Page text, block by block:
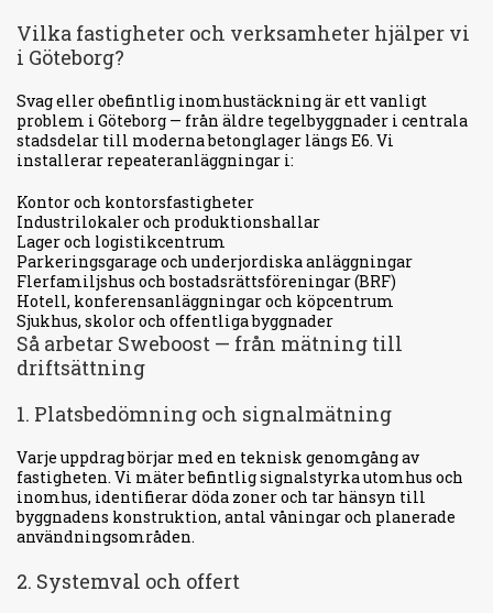
Vilka fastigheter och verksamheter hjälper vi
i Göteborg?
Svag eller obefintlig inomhustäckning är ett vanligt
problem i Göteborg — från äldre tegelbyggnader i centrala
stadsdelar till moderna betonglager längs E6. Vi
installerar repeateranläggningar i:
Kontor och kontorsfastigheter
Industrilokaler och produktionshallar
Lager och logistikcentrum
Parkeringsgarage och underjordiska anläggningar
Flerfamiljshus och bostadsrättsföreningar (BRF)
Hotell, konferensanläggningar och köpcentrum
Sjukhus, skolor och offentliga byggnader
Så arbetar Sweboost — från mätning till
driftsättning
1. Platsbedömning och signalmätning
Varje uppdrag börjar med en teknisk genomgång av
fastigheten. Vi mäter befintlig signalstyrka utomhus och
inomhus, identifierar döda zoner och tar hänsyn till
byggnadens konstruktion, antal våningar och planerade
användningsområden.
2. Systemval och offert